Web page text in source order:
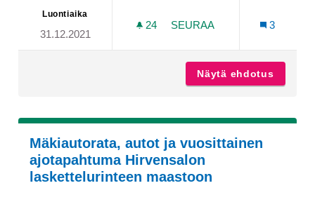
Luontiaika
31.12.2021
24 24 SEURAAJAA
SEURAA
3
Näytä ehdotus
Mäkiautorata, autot ja vuosittainen
ajotapahtuma Hirvensalon
laskettelurinteen maastoon